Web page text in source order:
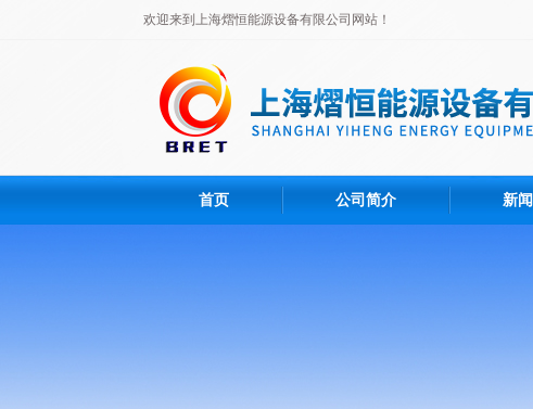
欢迎来到上海熠恒能源设备有限公司网站！
首页 公司简介 新